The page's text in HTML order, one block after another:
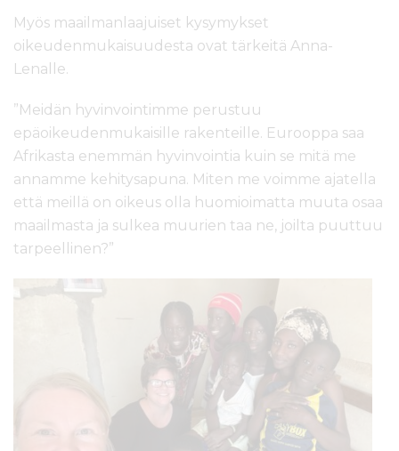
Myös maailmanlaajuiset kysymykset
oikeudenmukaisuudesta ovat tärkeitä Anna-
Lenalle.
”Meidän hyvinvointimme perustuu
epäoikeudenmukaisille rakenteille. Eurooppa saa
Afrikasta enemmän hyvinvointia kuin se mitä me
annamme kehitysapuna. Miten me voimme ajatella
että meillä on oikeus olla huomioimatta muuta osaa
maailmasta ja sulkea muurien taa ne, joilta puuttuu
tarpeellinen?”